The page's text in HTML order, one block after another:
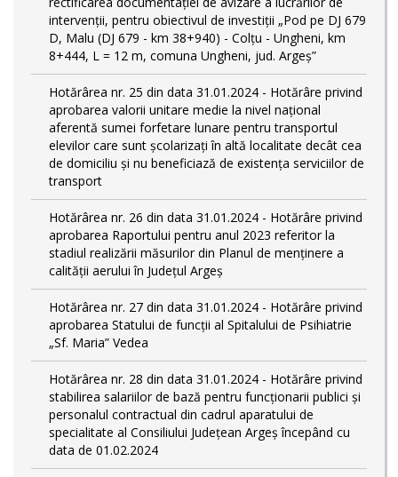
intervenții, pentru obiectivul de investiții „Pod pe DJ 679
D, Malu (DJ 679 - km 38+940) - Colțu - Ungheni, km
8+444, L = 12 m, comuna Ungheni, jud. Argeș”
Hotărârea nr. 25 din data 31.01.2024 - Hotărâre privind
aprobarea valorii unitare medie la nivel național
aferentă sumei forfetare lunare pentru transportul
elevilor care sunt şcolarizați în altă localitate decât cea
de domiciliu şi nu beneficiază de existența serviciilor de
transport
Hotărârea nr. 26 din data 31.01.2024 - Hotărâre privind
aprobarea Raportului pentru anul 2023 referitor la
stadiul realizării măsurilor din Planul de menținere a
calității aerului în Județul Argeș
Hotărârea nr. 27 din data 31.01.2024 - Hotărâre privind
aprobarea Statului de funcţii al Spitalului de Psihiatrie
„Sf. Maria” Vedea
Hotărârea nr. 28 din data 31.01.2024 - Hotărâre privind
stabilirea salariilor de bază pentru funcționarii publici și
personalul contractual din cadrul aparatului de
specialitate al Consiliului Județean Argeș începând cu
data de 01.02.2024